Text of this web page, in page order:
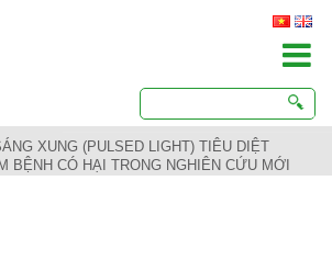
XUNG (PULSED LIGHT) TIÊU DIỆT
BỆNH CÓ HẠI TRONG NGHIÊN CỨU MỚI